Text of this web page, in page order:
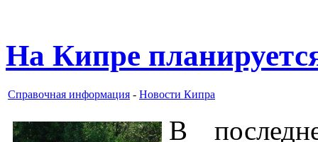
На Кипре
Справочная информация - Новости Кипра
В